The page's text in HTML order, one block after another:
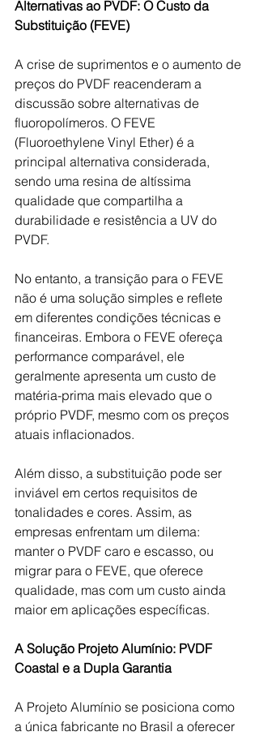
Alternativas ao PVDF: O Custo da
Substituição (FEVE)
A crise de suprimentos e o aumento de
preços do PVDF reacenderam a
discussão sobre alternativas de
fluoropolímeros. O FEVE
(Fluoroethylene Vinyl Ether) é a
principal alternativa considerada,
sendo uma resina de altíssima
qualidade que compartilha a
durabilidade e resistência a UV do
PVDF.
No entanto, a transição para o FEVE
não é uma solução simples e reflete
em diferentes condições técnicas e
financeiras. Embora o FEVE ofereça
performance comparável, ele
geralmente apresenta um custo de
matéria-prima mais elevado que o
próprio PVDF, mesmo com os preços
atuais inflacionados.
Além disso, a substituição pode ser
inviável em certos requisitos de
tonalidades e cores. Assim, as
empresas enfrentam um dilema:
manter o PVDF caro e escasso, ou
migrar para o FEVE, que oferece
qualidade, mas com um custo ainda
maior em aplicações específicas.
A Solução Projeto Alumínio: PVDF
Coastal e a Dupla Garantia
A Projeto Alumínio se posiciona como
a única fabricante no Brasil a oferecer